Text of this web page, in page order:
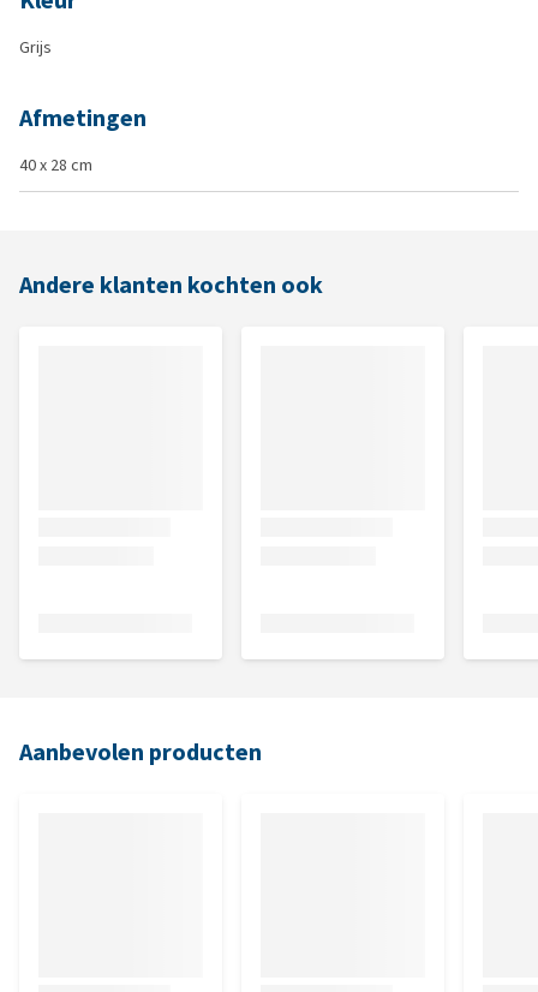
Grijs
Afmetingen
40 x 28 cm
Andere klanten kochten ook
Aanbevolen producten